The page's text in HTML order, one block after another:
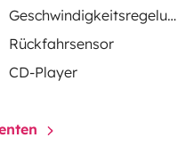
Geschwindigkeitsregelung
Rückfahrsensor
CD-Player